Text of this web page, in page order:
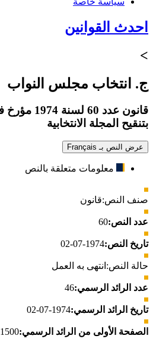
احدث القوانين
>
ج. انتخاب مجلس النواب
بتنقيح المجلة الانتخابية
عرض النص بـ Français
معلومات متعلقة بالنص
صنف النص:قانون
عدد النص:60
تاريخ النص:1974-07-02
حالة النص: انتهى به العمل
عدد الرائد الرسمي:46
تاريخ الرائد الرسمي:1974-07-02
الصفحة الأولى من الرائد الرسمي:1500 - 1500